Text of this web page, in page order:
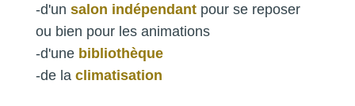
-d'un salon indépendant pour se reposer
ou bien pour les animations
-d'une bibliothèque
-de la climatisation